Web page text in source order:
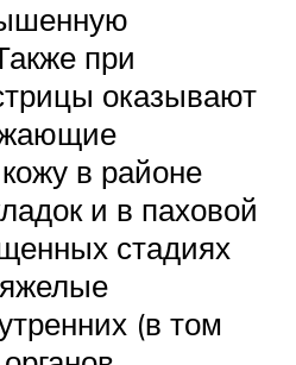
при
оказывают
в районе
и в паховой
стадиях
(в том